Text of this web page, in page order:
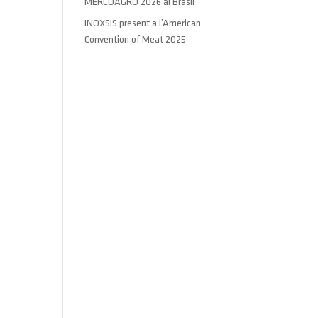
MERCOAGRO 2026 al Brasil
INOXSIS present a l’American
Convention of Meat 2025